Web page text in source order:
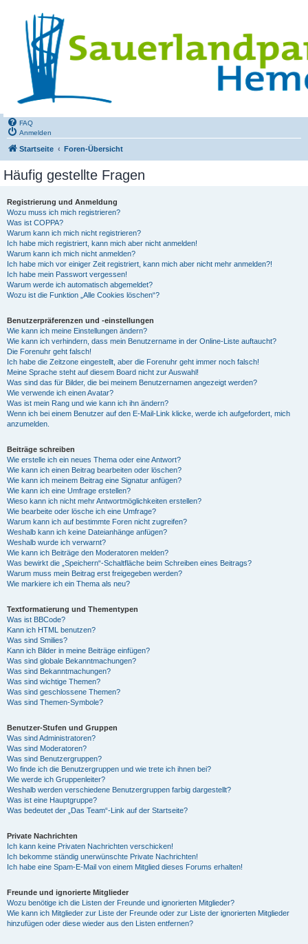
FAQ
Anmelden
Startseite Foren-Übersicht
Häufig gestellte Fragen
Registrierung und Anmeldung
Wozu muss ich mich registrieren?
Was ist COPPA?
Warum kann ich mich nicht registrieren?
Ich habe mich registriert, kann mich aber nicht anmelden!
Warum kann ich mich nicht anmelden?
Ich habe mich vor einiger Zeit registriert, kann mich aber nicht mehr anmelden?!
Ich habe mein Passwort vergessen!
Warum werde ich automatisch abgemeldet?
Wozu ist die Funktion „Alle Cookies löschen“?
Benutzerpräferenzen und -einstellungen
Wie kann ich meine Einstellungen ändern?
Wie kann ich verhindern, dass mein Benutzername in der Online-Liste auftaucht?
Die Forenuhr geht falsch!
Ich habe die Zeitzone eingestellt, aber die Forenuhr geht immer noch falsch!
Meine Sprache steht auf diesem Board nicht zur Auswahl!
Was sind das für Bilder, die bei meinem Benutzernamen angezeigt werden?
Wie verwende ich einen Avatar?
Was ist mein Rang und wie kann ich ihn ändern?
Wenn ich bei einem Benutzer auf den E-Mail-Link klicke, werde ich aufgefordert, mich
anzumelden.
Beiträge schreiben
Wie erstelle ich ein neues Thema oder eine Antwort?
Wie kann ich einen Beitrag bearbeiten oder löschen?
Wie kann ich meinem Beitrag eine Signatur anfügen?
Wie kann ich eine Umfrage erstellen?
Wieso kann ich nicht mehr Antwortmöglichkeiten erstellen?
Wie bearbeite oder lösche ich eine Umfrage?
Warum kann ich auf bestimmte Foren nicht zugreifen?
Weshalb kann ich keine Dateianhänge anfügen?
Weshalb wurde ich verwarnt?
Wie kann ich Beiträge den Moderatoren melden?
Was bewirkt die „Speichern“-Schaltfläche beim Schreiben eines Beitrags?
Warum muss mein Beitrag erst freigegeben werden?
Wie markiere ich ein Thema als neu?
Textformatierung und Thementypen
Was ist BBCode?
Kann ich HTML benutzen?
Was sind Smilies?
Kann ich Bilder in meine Beiträge einfügen?
Was sind globale Bekanntmachungen?
Was sind Bekanntmachungen?
Was sind wichtige Themen?
Was sind geschlossene Themen?
Was sind Themen-Symbole?
Benutzer-Stufen und Gruppen
Was sind Administratoren?
Was sind Moderatoren?
Was sind Benutzergruppen?
Wo finde ich die Benutzergruppen und wie trete ich ihnen bei?
Wie werde ich Gruppenleiter?
Weshalb werden verschiedene Benutzergruppen farbig dargestellt?
Was ist eine Hauptgruppe?
Was bedeutet der „Das Team“-Link auf der Startseite?
Private Nachrichten
Ich kann keine Privaten Nachrichten verschicken!
Ich bekomme ständig unerwünschte Private Nachrichten!
Ich habe eine Spam-E-Mail von einem Mitglied dieses Forums erhalten!
Freunde und ignorierte Mitglieder
Wozu benötige ich die Listen der Freunde und ignorierten Mitglieder?
Wie kann ich Mitglieder zur Liste der Freunde oder zur Liste der ignorierten Mitglieder
hinzufügen oder diese wieder aus den Listen entfernen?